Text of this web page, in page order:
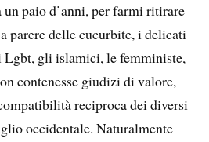
un paio d’anni, per farmi ritirare
parere delle cucurbite, i delicati
Lgbt, gli islamici, le femministe,
contenesse giudizi di valore,
reciproca dei diversi
occidentale. Naturalmente